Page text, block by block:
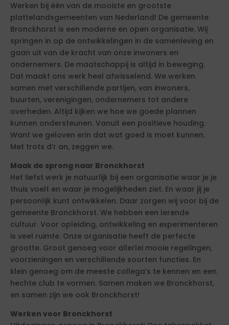
Werken bij één van de mooiste en grootste
plattelandsgemeenten van Nederland! De gemeente
Bronckhorst is een moderne en open organisatie. Wij
springen in op de ontwikkelingen in de samenleving en
gaan uit van de kracht van onze inwoners en
ondernemers. De maatschappij is altijd in beweging.
Dat maakt ons werk heel afwisselend. We werken
samen met verschillende partijen, van inwoners,
buurten, verenigingen, ondernemers tot andere
overheden. Altijd kijken we hoe we goede plannen
kunnen ondersteunen. Vanuit een positieve houding.
Want we geloven erin dat wat goed is moet kunnen.
Met trots d’r an, zeggen we.
Maak de sprong naar Bronckhorst
Het liefst werk je natuurlijk bij een organisatie waar je je
thuis voelt en waar je mogelijkheden ziet. En waar jij je
persoonlijk kunt ontwikkelen. Daar zorgen wij voor bij de
gemeente Bronckhorst. We hebben een lerende
cultuur. Voor opleiding, ontwikkeling en experimenteren
is veel ruimte. Onze organisatie heeft de perfecte
grootte. Groot genoeg voor allerlei mooie regelingen,
voorzieningen en verschillende soorten functies. En
klein genoeg om de meeste collega’s te kennen en een
hechte club te vormen. Samen maken we Bronckhorst,
en samen zijn we ook Bronckhorst!
Werken voor Bronckhorst